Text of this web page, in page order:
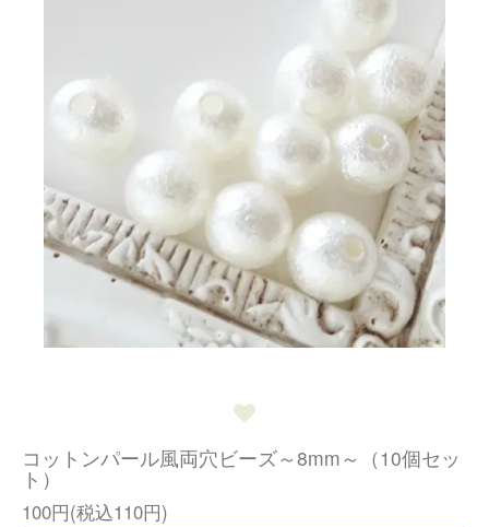
コットンパール風両穴ビーズ～8mm～（10個セッ
ト）
100円(税込110円)